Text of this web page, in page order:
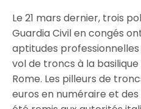
Le 21 mars dernier, trois
Guardia Civil en congés
aptitudes
vol de troncs à la
Rome. Les pilleurs de
euros en numéraire et